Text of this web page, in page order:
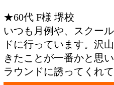
★60代 F様 堺校
いつも月例や、スクー
ドに行っています。沢
きたことが一番かと思
ラウンドに誘ってくれ